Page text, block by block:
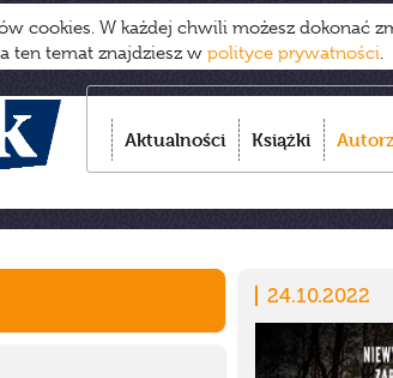
cookies. W każdej chwili możesz dokonać
ten temat znajdziesz w polityce prywatności.
Aktualności Książki
24.10.2022